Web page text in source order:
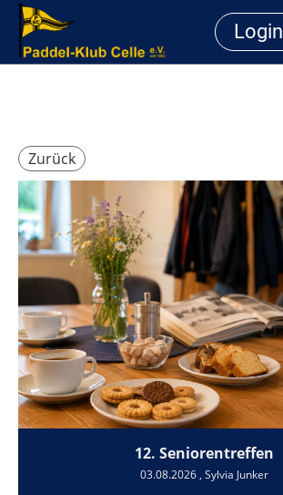
Login
Zurück
12. Seniorentreffen
03.08.2026, Sylvia Junker